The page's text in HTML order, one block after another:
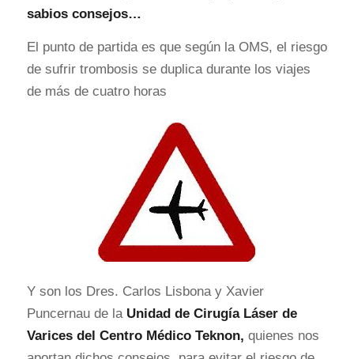
sabios consejos…
El punto de partida es que según la OMS, el riesgo
de sufrir trombosis se duplica durante los viajes
de más de cuatro horas
Y son los Dres. Carlos Lisbona y Xavier
Puncernau de la Unidad de Cirugía Láser de
Varices del Centro Médico Teknon, quienes nos